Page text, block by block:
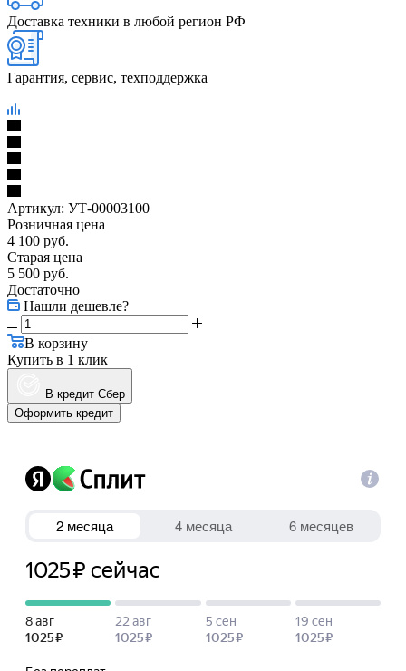
Доставка техники в любой регион РФ
Гарантия, сервис, техподдержка
Артикул: УТ-00003100
Розничная цена
4 100 руб.
Старая цена
5 500 руб.
Достаточно
Нашли дешевле?
В корзину
Купить в 1 клик
В кредит Сбер
Оформить кредит